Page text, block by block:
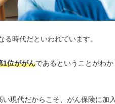
る時代だといわれています。
1位ががんであるということがわか
現代だからこそ、がん保険に加